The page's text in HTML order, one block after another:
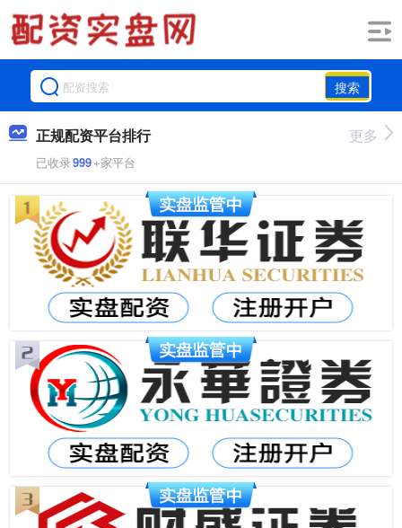
搜索
正规配资平台排行
已收录999+家平台
更多